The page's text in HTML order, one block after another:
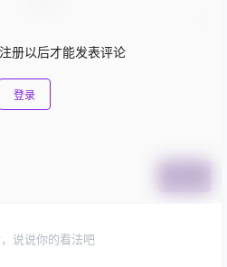
册以后才能发表评论
登录
说说你的看法吧